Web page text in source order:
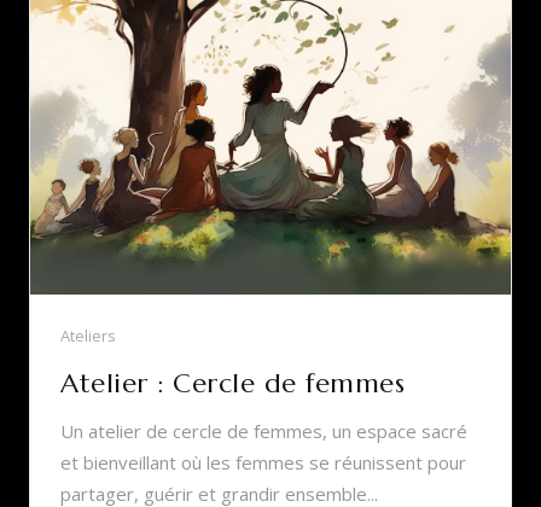
Ateliers
Atelier : Cercle de femmes
Un atelier de cercle de femmes, un espace sacré
et bienveillant où les femmes se réunissent pour
partager, guérir et grandir ensemble...